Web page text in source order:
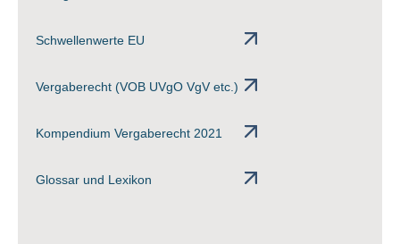
Schwellenwerte EU
Vergaberecht (VOB UVgO VgV etc.)
Kompendium Vergaberecht 2021
Glossar und Lexikon